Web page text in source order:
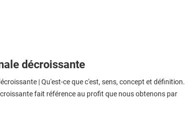
décroissante
| Qu'est-ce que c'est, sens, concept et définition.
fait référence au profit que nous obtenons par